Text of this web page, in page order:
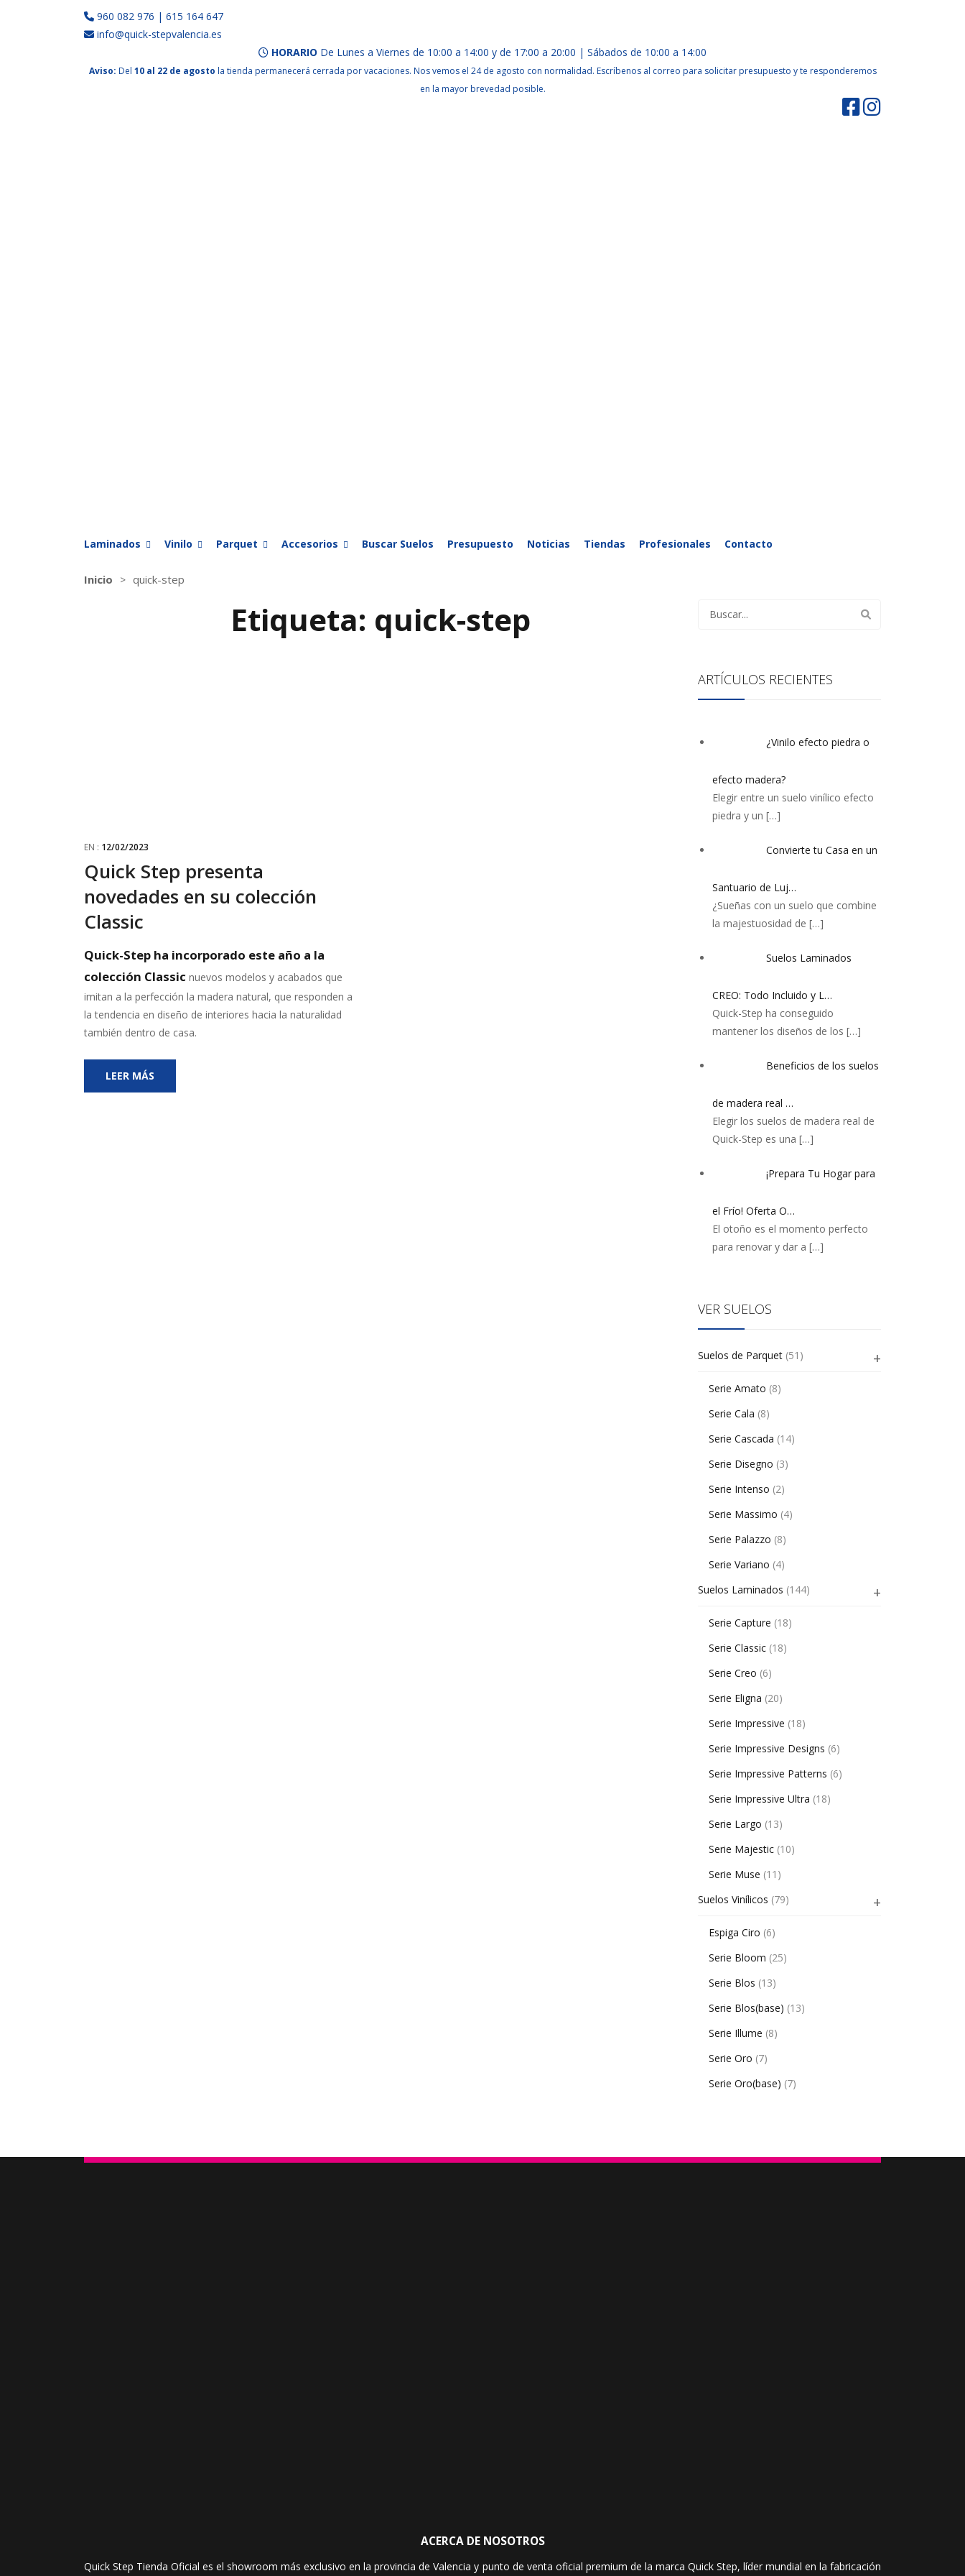
960 082 976 | 615 164 647
info@quick-stepvalencia.es
HORARIO De Lunes a Viernes de 10:00 a 14:00 y de 17:00 a 20:00 | Sábados de 10:00 a 14:00
Aviso: Del 10 al 22 de agosto la tienda permanecerá cerrada por vacaciones. Nos vemos el 24 de agosto con normalidad. Escríbenos al correo para solicitar presupuesto y te responderemos
en la mayor brevedad posible.
Laminados Vinilo Parquet Accesorios Buscar Suelos Presupuesto Noticias Tiendas Profesionales Contacto
Inicio quick-step
Etiqueta: quick-step
EN : 12/02/2023
Quick Step presenta
novedades en su colección
Classic
Quick-Step ha incorporado este año a la
colección Classic nuevos modelos y acabados que
imitan a la perfección la madera natural, que responden a
la tendencia en diseño de interiores hacia la naturalidad
también dentro de casa.
LEER MÁS
ARTÍCULOS RECIENTES
¿Vinilo efecto piedra o
efecto madera?
Elegir entre un suelo vinílico efecto
piedra y un […]
Convierte tu Casa en un
Santuario de Luj…
¿Sueñas con un suelo que combine
la majestuosidad de […]
Suelos Laminados
CREO: Todo Incluido y L…
Quick-Step ha conseguido
mantener los diseños de los […]
Beneficios de los suelos
de madera real …
Elegir los suelos de madera real de
Quick-Step es una […]
¡Prepara Tu Hogar para
el Frío! Oferta O…
El otoño es el momento perfecto
para renovar y dar a […]
VER SUELOS
Suelos de Parquet (51)
Serie Amato (8)
Serie Cala (8)
Serie Cascada (14)
Serie Disegno (3)
Serie Intenso (2)
Serie Massimo (4)
Serie Palazzo (8)
Serie Variano (4)
Suelos Laminados (144)
Serie Capture (18)
Serie Classic (18)
Serie Creo (6)
Serie Eligna (20)
Serie Impressive (18)
Serie Impressive Designs (6)
Serie Impressive Patterns (6)
Serie Impressive Ultra (18)
Serie Largo (13)
Serie Majestic (10)
Serie Muse (11)
Suelos Vinílicos (79)
Espiga Ciro (6)
Serie Bloom (25)
Serie Blos (13)
Serie Blos(base) (13)
Serie Illume (8)
Serie Oro (7)
Serie Oro(base) (7)
ACERCA DE NOSOTROS
Quick Step Tienda Oficial es el showroom más exclusivo en la provincia de Valencia y punto de venta oficial premium de la marca Quick Step, líder mundial en la fabricación